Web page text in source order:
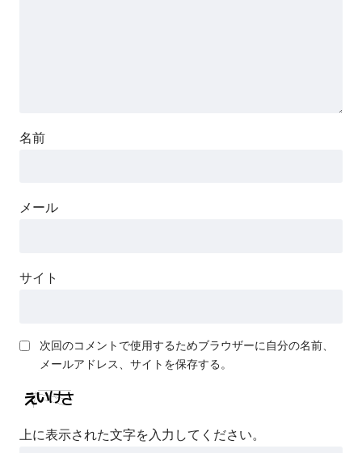
名前
メール
サイト
次回のコメントで使用するためブラウザーに自分の名前、
メールアドレス、サイトを保存する。
上に表示された文字を入力してください。